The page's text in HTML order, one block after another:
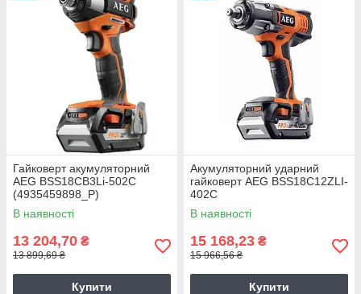
Гайковерт акумуляторний
AEG BSS18CB3Li-502C
(4935459898_Р)
В наявності
13 204,70 ₴
13 899,69 ₴
Купити
Акумуляторний ударний
гайковерт AEG BSS18C12ZLI-
402C
В наявності
15 168,23 ₴
15 966,56 ₴
Купити